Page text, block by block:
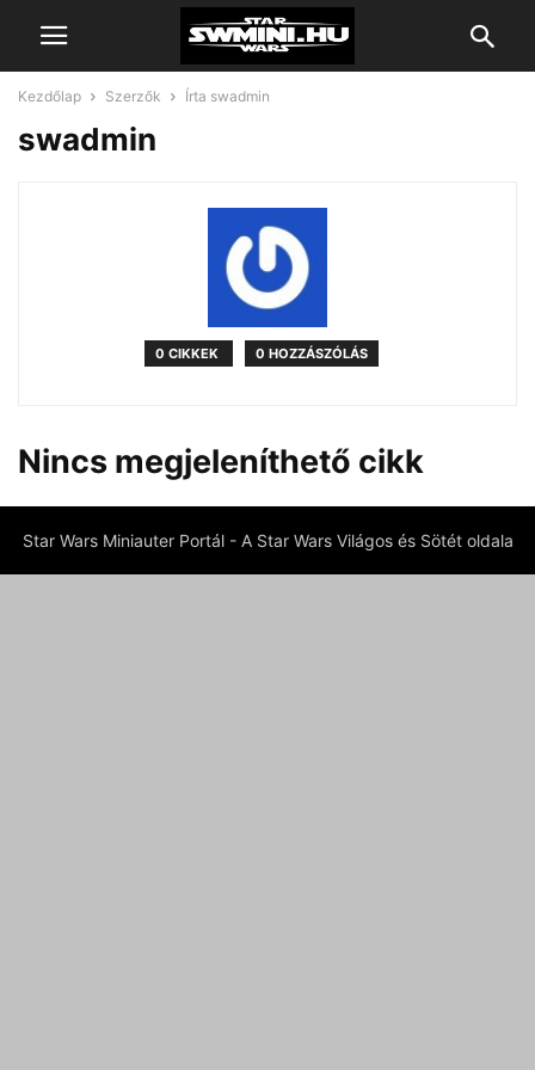
Kezdőlap Szerzők Írta swadmin
swadmin
0 CIKKEK 0 HOZZÁSZÓLÁS
Nincs megjeleníthető cikk
Star Wars Miniauter Portál - A Star Wars Világos és Sötét oldala